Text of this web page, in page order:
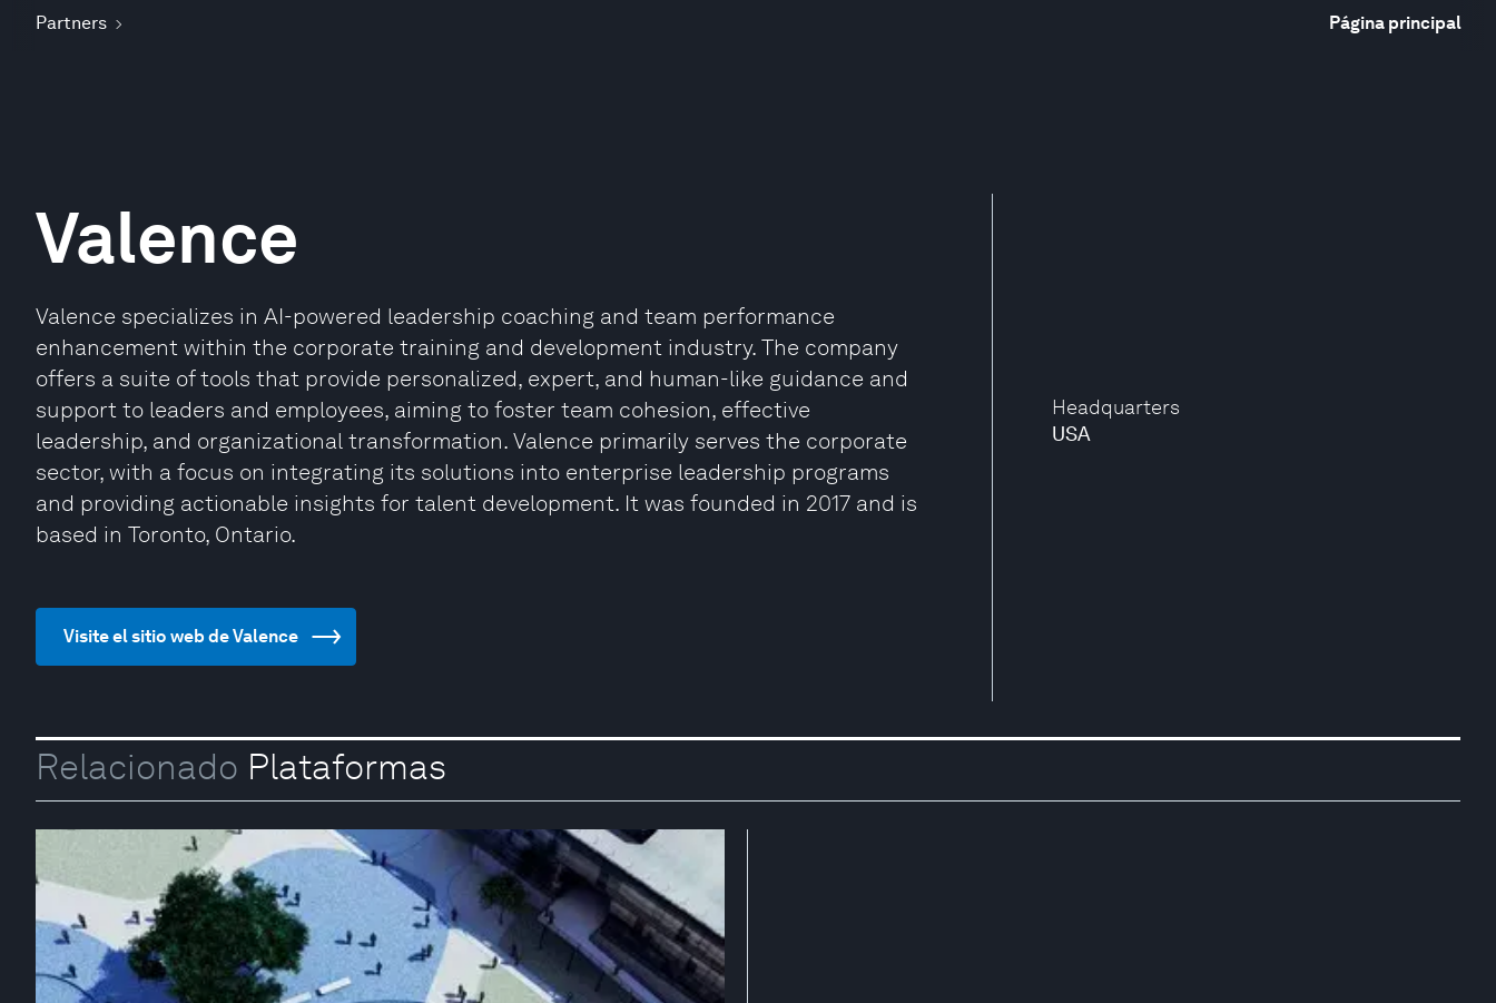
Partners Página principal
Headquarters
USA
Valence
Valence specializes in AI-powered leadership coaching and team performance
enhancement within the corporate training and development industry. The company
offers a suite of tools that provide personalized, expert, and human-like guidance and
support to leaders and employees, aiming to foster team cohesion, effective
leadership, and organizational transformation. Valence primarily serves the corporate
sector, with a focus on integrating its solutions into enterprise leadership programs
and providing actionable insights for talent development. It was founded in 2017 and is
based in Toronto, Ontario.
Visite el sitio web de Valence
Relacionado Plataformas